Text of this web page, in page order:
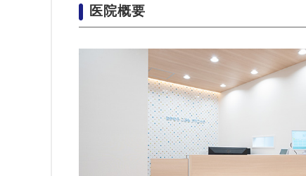
医院概要